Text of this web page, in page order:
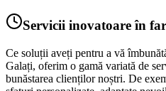
Servicii inovatoare în
Ce soluții aveți pentru a vă
Galați, oferim o gamă variată de
bunăstarea clienților noștri. De